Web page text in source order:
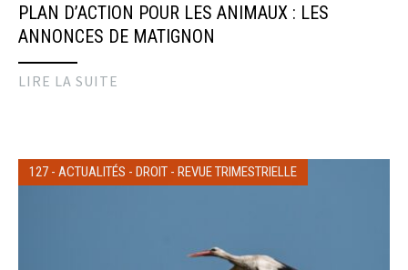
PLAN D’ACTION POUR LES ANIMAUX : LES
ANNONCES DE MATIGNON
LIRE LA SUITE
127 - ACTUALITÉS - DROIT - REVUE TRIMESTRIELLE